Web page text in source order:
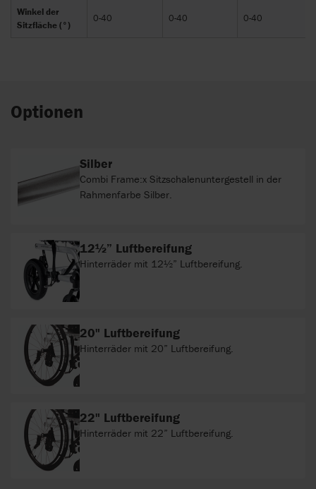
Winkel der
Sitzfläche (°)
0-40 0-40 0-40
Optionen
Silber
Combi Frame:x Sitzschalenuntergestell in der
Rahmenfarbe Silber.
12½” Luftbereifung
Hinterräder mit 12½” Luftbereifung.
20" Luftbereifung
Hinterräder mit 20” Luftbereifung.
22" Luftbereifung
Hinterräder mit 22” Luftbereifung.